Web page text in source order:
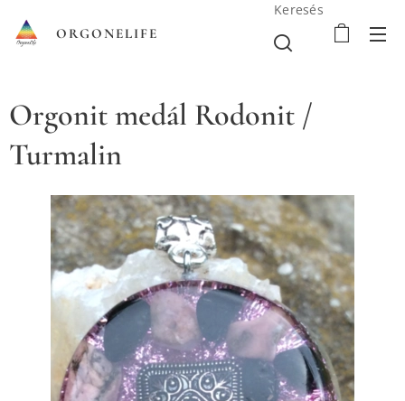
ORGONELIFE
Keresés
Orgonit medál Rodonit /
Turmalin